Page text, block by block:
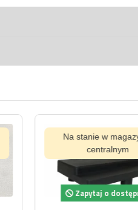
Na stanie w
centralnym
Zapytaj o